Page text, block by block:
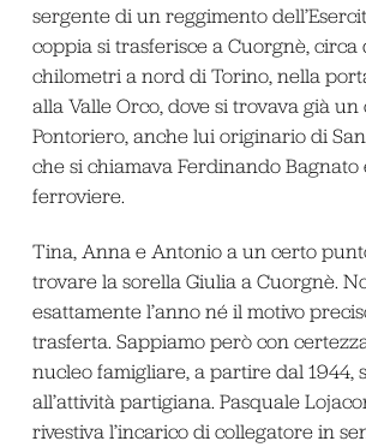
sergente di un reggimento
coppia si trasferisce a Cuorgnè,
chilometri a nord di Torino, nella
alla Valle Orco, dove si trovava già
Pontoriero, anche lui originario di
che si chiamava Ferdinando Bagnato
ferroviere.
Tina, Anna e Antonio a un certo
trovare la sorella Giulia a Cuorgnè.
esattamente l’anno né il motivo
trasferta. Sappiamo però con
nucleo famigliare, a partire dal 1944,
all’attività partigiana. Pasquale
rivestiva l’incarico di collegatore in